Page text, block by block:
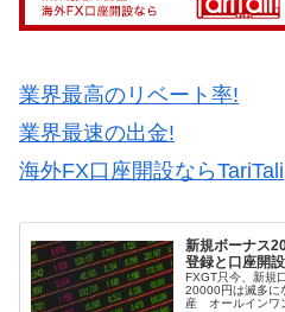
業界最高のリベート率!
業界最速の出金!
海外FX口座開設ならTariTali
新規ボーナス
登録と口座開
FXGT只今、新規
20000円は滅多に
産 オールインワ